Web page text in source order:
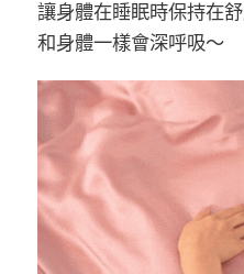
讓身體在睡眠時保持在
和身體一樣會深呼吸～